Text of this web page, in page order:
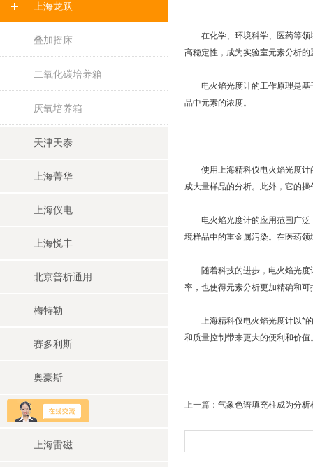
上海龙跃
叠加摇床
二氧化碳培养箱
厌氧培养箱
天津天泰
上海菁华
上海仪电
上海悦丰
北京普析通用
梅特勒
赛多利斯
奥豪斯
上海华睿
上海雷磁
在化学、环境科学、医药等领
高稳定性，成为实验室元素分析的
电火焰光度计的工作原理是基
品中元素的浓度。
使用上海精科仪电火焰光度计
成大量样品的分析。此外，它的
电火焰光度计的应用范围广泛
境样品中的重金属污染。在医药
随着科技的进步，电火焰光度
率，也使得元素分析更加精确和可
上海精科仪电火焰光度计以*的
和质量控制带来更大的便利和价值
上一篇： 气象色谱填充柱成为分析